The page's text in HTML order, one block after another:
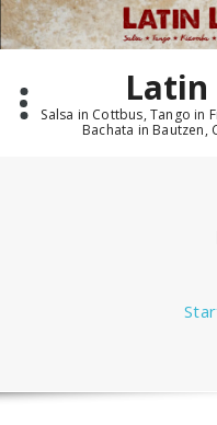
Zum
Inhalt
springen
Salsa in Cottbus, Tango in
Bachata in Bautzen,